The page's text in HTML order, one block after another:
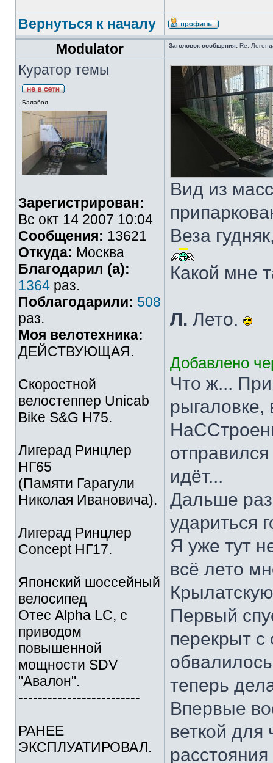
Вернуться к началу
Modulator
Заголовок сообщения: Re:
Куратор темы
Балабол
Зарегистрирован:
Вс окт 14 2007 10:04
Сообщения: 13621
Откуда: Москва
Благодарил (а):
1364 раз.
Поблагодарили: 508
раз.
Моя велотехника:
ДЕЙСТВУЮЩАЯ.
Скоростной
велостеппер Unicab
Bike S&G Н75.
Лигерад Ринцлер
НГ65
(Памяти Гарагули
Николая Ивановича).
Лигерад Ринцлер
Concept НГ17.
Японский шоссейный
велосипед
Отес Alpha LC, с
приводом
повышенной
мощности SDV
"Авалон".
-------------------------
РАНЕЕ
ЭКСПЛУАТИРОВАЛ.
Вид из
Веза
Какой мне
Л. Лето.
Добавлено
Что ж...
рыгаловке,
отправился
идёт...
Дальше
удариться
Я уже тут
всё лето
Первый
перекрыт
теперь
Впервые
веткой для